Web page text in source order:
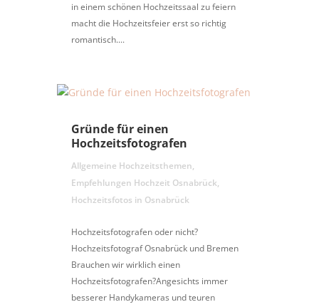
in einem schönen Hochzeitssaal zu feiern
macht die Hochzeitsfeier erst so richtig
romantisch....
Gründe für einen
Hochzeitsfotografen
Allgemeine Hochzeitsthemen,
Empfehlungen Hochzeit Osnabrück,
Hochzeitsfotos in Osnabrück
Hochzeitsfotografen oder nicht?
Hochzeitsfotograf Osnabrück und Bremen
Brauchen wir wirklich einen
Hochzeitsfotografen?Angesichts immer
besserer Handykameras und teuren